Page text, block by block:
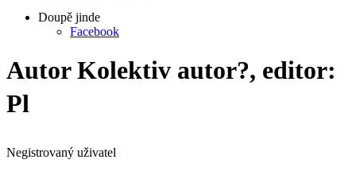
Doupě jinde
Facebook
Autor Kolektiv autor?, editor:
Pl
Negistrovaný uživatel